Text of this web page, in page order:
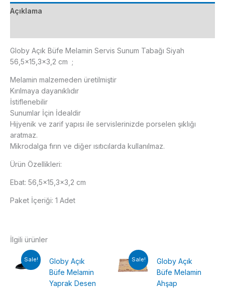
Siyah
56,5x15,3x3,2
adet
Açıklama
Globy Açık Büfe Melamin Servis Sunum Tabağı Siyah
56,5×15,3×3,2 cm ;
Melamin malzemeden üretilmiştir
Kırılmaya dayanıklıdır
İstiflenebilir
Sunumlar İçin İdealdir
Hijyenik ve zarif yapısı ile servislerinizde porselen şıklığı
aratmaz.
Mikrodalga fırın ve diğer ısıtıcılarda kullanılmaz.
Ürün Özellikleri:
Ebat: 56,5×15,3×3,2 cm
Paket İçeriği: 1 Adet
İlgili ürünler
Sale!
Globy Açık
Büfe Melamin
Yaprak Desen
Sale!
Globy Açık
Büfe Melamin
Ahşap